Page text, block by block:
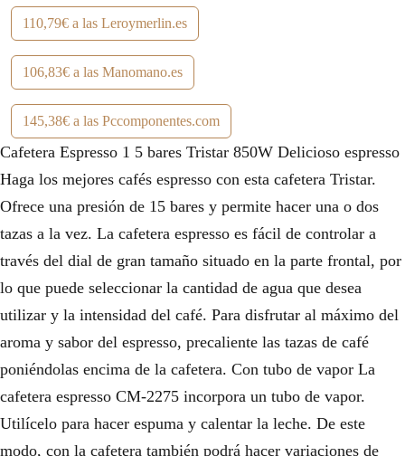
110,79€ a las Leroymerlin.es
106,83€ a las Manomano.es
145,38€ a las Pccomponentes.com
Cafetera Espresso 1 5 bares Tristar 850W Delicioso espresso
Haga los mejores cafés espresso con esta cafetera Tristar.
Ofrece una presión de 15 bares y permite hacer una o dos
tazas a la vez. La cafetera espresso es fácil de controlar a
través del dial de gran tamaño situado en la parte frontal, por
lo que puede seleccionar la cantidad de agua que desea
utilizar y la intensidad del café. Para disfrutar al máximo del
aroma y sabor del espresso, precaliente las tazas de café
poniéndolas encima de la cafetera. Con tubo de vapor La
cafetera espresso CM-2275 incorpora un tubo de vapor.
Utilícelo para hacer espuma y calentar la leche. De este
modo, con la cafetera también podrá hacer variaciones de